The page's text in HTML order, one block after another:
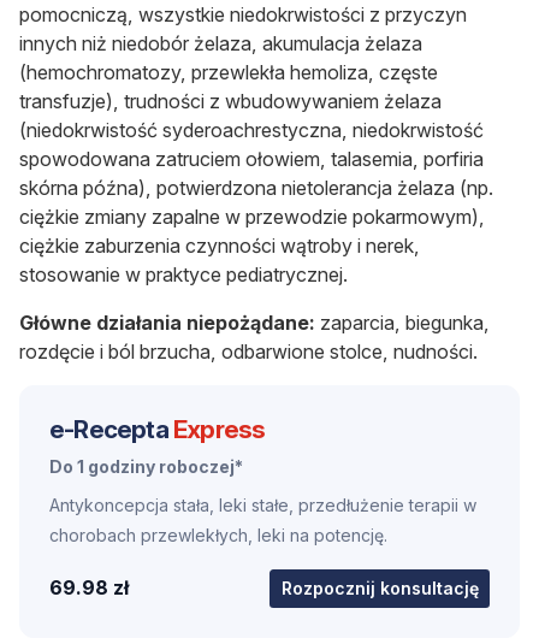
pomocniczą, wszystkie niedokrwistości z przyczyn
innych niż niedobór żelaza, akumulacja żelaza
(hemochromatozy, przewlekła hemoliza, częste
transfuzje), trudności z wbudowywaniem żelaza
(niedokrwistość syderoachrestyczna, niedokrwistość
spowodowana zatruciem ołowiem, talasemia, porfiria
skórna późna), potwierdzona nietolerancja żelaza (np.
ciężkie zmiany zapalne w przewodzie pokarmowym),
ciężkie zaburzenia czynności wątroby i nerek,
stosowanie w praktyce pediatrycznej.
Główne działania niepożądane: zaparcia, biegunka,
rozdęcie i ból brzucha, odbarwione stolce, nudności.
e-Recepta Express
Do 1 godziny roboczej*
Antykoncepcja stała, leki stałe, przedłużenie terapii w
chorobach przewlekłych, leki na potencję.
69.98 zł Rozpocznij konsultację